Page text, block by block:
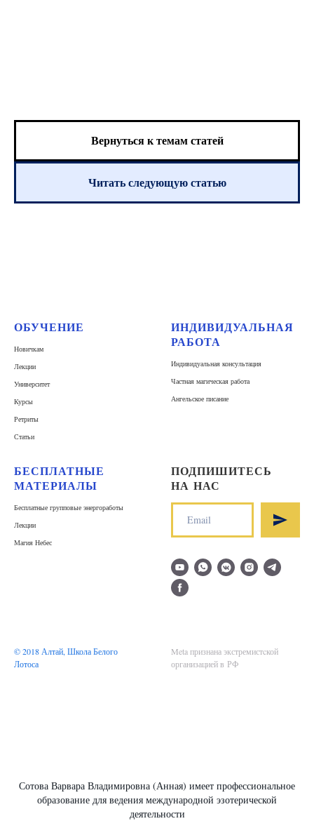
Вернуться к темам статей
Читать следующую статью
ОБУЧЕНИЕ
Новичкам
Лекции
Университет
Курсы
Ретриты
Статьи
ИНДИВИДУАЛЬНАЯ
РАБОТА
Индивидуальная консультация
Частная магическая работа
Ангельское писание
БЕСПЛАТНЫЕ
МАТЕРИАЛЫ
Бесплатные групповые энергоработы
Лекции
Магия Небес
ПОДПИШИТЕСЬ
НА НАС
© 2018 Алтай, Школа Белого
Лотоса
Meta признана экстремистcкой
организацией в РФ
Сотова Варвара Владимировна (Анная) имеет профессиональное
образование для ведения международной эзотерической
деятельности